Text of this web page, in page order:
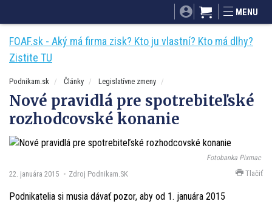
Mnamky-recepty.sk
MENU
FOAF.sk - Aký má firma zisk? Kto ju vlastní? Kto má dlhy?
Zistite TU
Podnikam.sk Články Legislatívne zmeny
Nové pravidlá pre spotrebiteľské
rozhodcovské konanie
Fotobanka Pixmac
22. januára 2015 Zdroj Podnikam.SK Tlačiť
Podnikatelia si musia dávať pozor, aby od 1. januára 2015